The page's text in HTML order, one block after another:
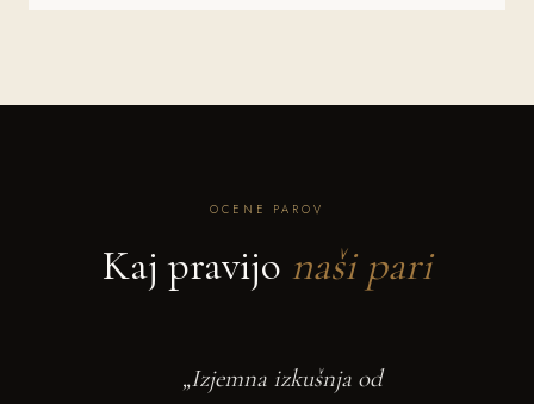
OCENE PAROV
Kaj pravijo naši pari
„Izjemna izkušnja od